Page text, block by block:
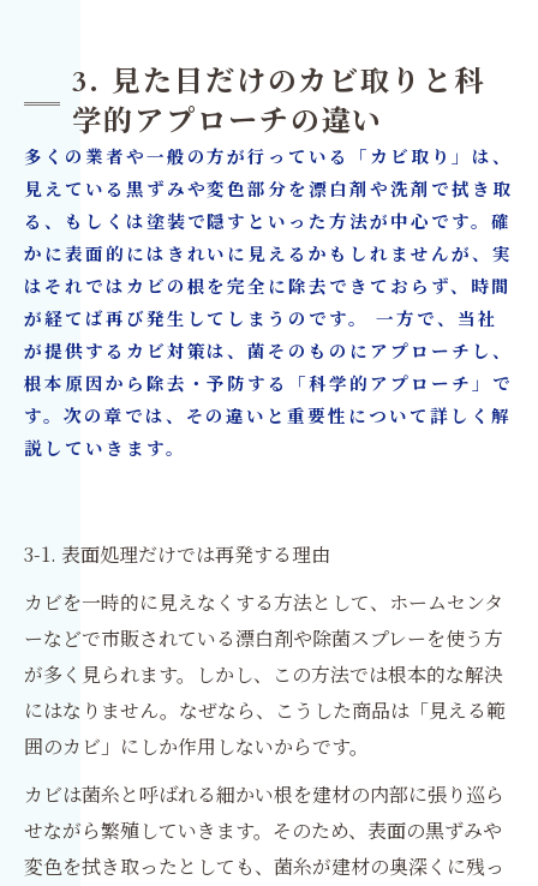
3. 見た目だけのカビ取りと科
学的アプローチの違い
多くの業者や一般の方が行っている「カビ取り」は、
見えている黒ずみや変色部分を漂白剤や洗剤で拭き取
る、もしくは塗装で隠すといった方法が中心です。確
かに表面的にはきれいに見えるかもしれませんが、実
はそれではカビの根を完全に除去できておらず、時間
が経てば再び発生してしまうのです。 一方で、当社
が提供するカビ対策は、菌そのものにアプローチし、
根本原因から除去・予防する「科学的アプローチ」で
す。次の章では、その違いと重要性について詳しく解
説していきます。
3-1. 表面処理だけでは再発する理由
カビを一時的に見えなくする方法として、ホームセンタ
ーなどで市販されている漂白剤や除菌スプレーを使う方
が多く見られます。しかし、この方法では根本的な解決
にはなりません。なぜなら、こうした商品は「見える範
囲のカビ」にしか作用しないからです。
カビは菌糸と呼ばれる細かい根を建材の内部に張り巡ら
せながら繁殖していきます。そのため、表面の黒ずみや
変色を拭き取ったとしても、菌糸が建材の奥深くに残っ